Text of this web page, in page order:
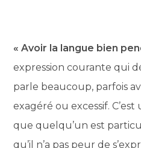
« Avoir la langue bien
expression courante qui
parle beaucoup, parfois
exagéré ou excessif.
que quelqu’un est
qu’il n’a pas peur de